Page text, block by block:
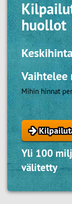
huollot
Vaihtelee
Mihin hinnat
Yli 100
välitetty